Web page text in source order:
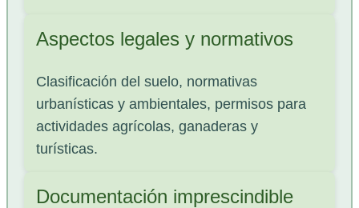
Aspectos legales y normativos
Clasificación del suelo, normativas
urbanísticas y ambientales, permisos para
actividades agrícolas, ganaderas y
turísticas.
Documentación imprescindible